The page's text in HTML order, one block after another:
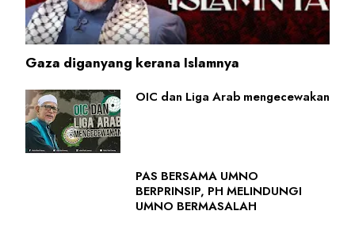
Gaza diganyang kerana Islamnya
OIC dan Liga Arab mengecewakan
PAS BERSAMA UMNO
BERPRINSIP, PH MELINDUNGI
UMNO BERMASALAH